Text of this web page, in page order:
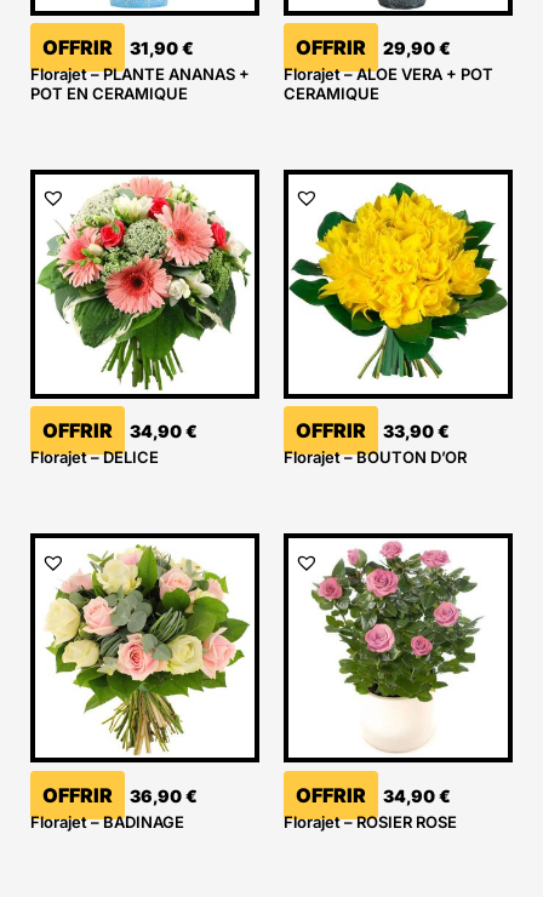
OFFRIR 31,90€
Florajet – PLANTE ANANAS +
POT EN CERAMIQUE
OFFRIR 29,90€
Florajet – ALOE VERA + POT
CERAMIQUE
OFFRIR 34,90€
Florajet – DELICE
OFFRIR 33,90€
Florajet – BOUTON D’OR
OFFRIR 36,90€
Florajet – BADINAGE
OFFRIR 34,90€
Florajet – ROSIER ROSE